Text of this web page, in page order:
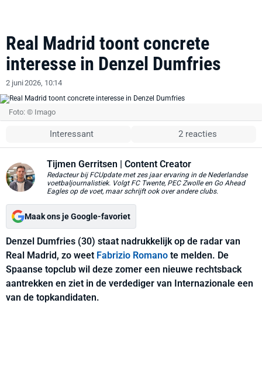
Real Madrid toont concrete
interesse in Denzel Dumfries
2 juni 2026, 10:14
Foto: © Imago
Interessant 2 reacties
Tijmen Gerritsen | Content Creator
Redacteur bij FCUpdate met zes jaar ervaring in de Nederlandse
voetbaljournalistiek. Volgt FC Twente, PEC Zwolle en Go Ahead
Eagles op de voet, maar schrijft ook over andere clubs.
Maak ons je Google-favoriet
Denzel Dumfries (30) staat nadrukkelijk op de radar van
Real Madrid, zo weet Fabrizio Romano te melden. De
Spaanse topclub wil deze zomer een nieuwe rechtsback
aantrekken en ziet in de verdediger van Internazionale een
van de topkandidaten.